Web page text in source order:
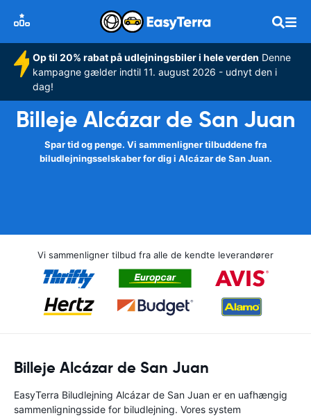
Op til 20% rabat på udlejningsbiler i hele verden Denne
kampagne gælder indtil 11. august 2026 - udnyt den i
dag!
Billeje Alcázar de San Juan
Spar tid og penge. Vi sammenligner tilbuddene fra
biludlejningsselskaber for dig i Alcázar de San Juan.
Vi sammenligner tilbud fra alle de kendte leverandører
Billeje Alcázar de San Juan
EasyTerra Biludlejning Alcázar de San Juan er en uafhængig
sammenligningsside for biludlejning. Vores system